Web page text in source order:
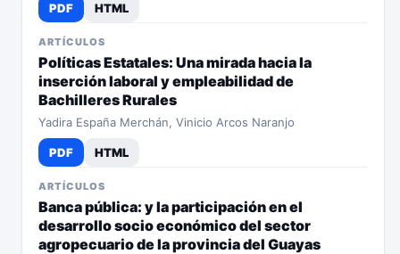
PDF HTML
ARTÍCULOS
Políticas Estatales: Una mirada hacia la
inserción laboral y empleabilidad de
Bachilleres Rurales
Yadira España Merchán, Vinicio Arcos Naranjo
PDF HTML
ARTÍCULOS
Banca pública: y la participación en el
desarrollo socio económico del sector
agropecuario de la provincia del Guayas